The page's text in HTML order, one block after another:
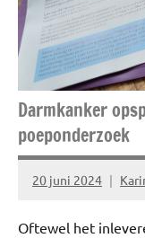
Uitstapjes
Darmkanker
poeponderzoek
20 juni 2024
Geen
Oftewel het